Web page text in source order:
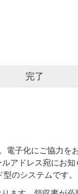
完了
電子化にご協力を
アドレス宛にお知
のシステムです。